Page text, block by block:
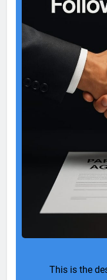
This is the